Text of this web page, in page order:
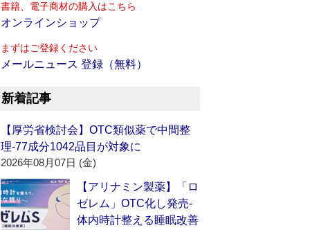
書籍、電子商材の購入はこちら
オンラインショップ
まずはご登録ください
メールニュース 登録（無料）
新着記事
【厚労省検討会】OTC類似薬で中間整
理‐77成分1042品目が対象に
2026年08月07日 (金)
【アリナミン製薬】「ロ
ゼレム」OTC化し発売‐
体内時計整える睡眠改善